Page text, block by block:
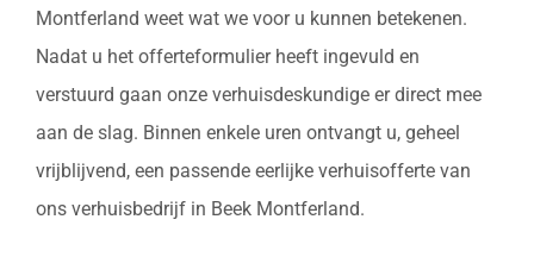
Montferland weet wat we voor u kunnen betekenen.
Nadat u het offerteformulier heeft ingevuld en
verstuurd gaan onze verhuisdeskundige er direct mee
aan de slag. Binnen enkele uren ontvangt u, geheel
vrijblijvend, een passende eerlijke verhuisofferte van
ons verhuisbedrijf in Beek Montferland.